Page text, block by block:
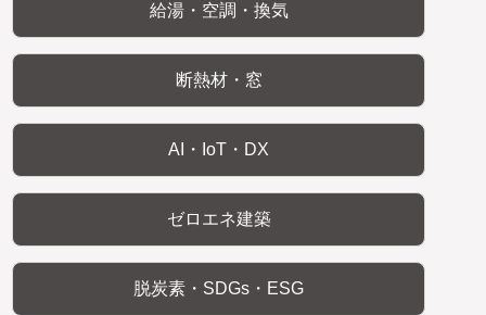
給湯・空調・換気
断熱材・窓
AI・IoT・DX
ゼロエネ建築
脱炭素・SDGs・ESG